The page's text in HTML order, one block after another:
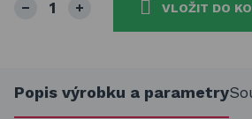
VLOŽIT DO
Popis výrobku a parametry